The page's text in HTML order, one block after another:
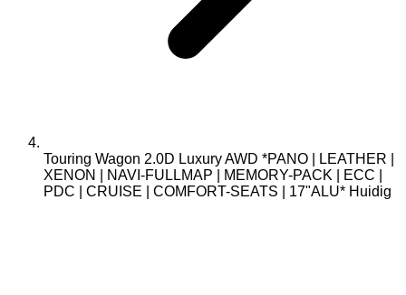
Touring Wagon 2.0D Luxury AWD *PANO | LEATHER |
XENON | NAVI-FULLMAP | MEMORY-PACK | ECC |
PDC | CRUISE | COMFORT-SEATS | 17"ALU* Huidig